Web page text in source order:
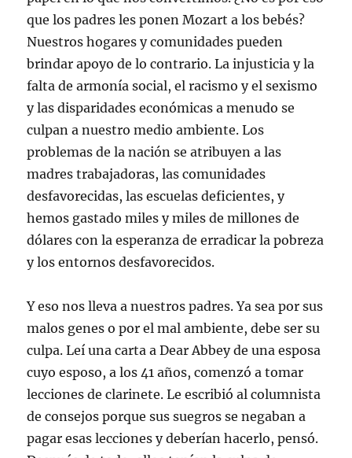
que los padres les ponen Mozart a los bebés?
Nuestros hogares y comunidades pueden
brindar apoyo de lo contrario. La injusticia y la
falta de armonía social, el racismo y el sexismo
y las disparidades económicas a menudo se
culpan a nuestro medio ambiente. Los
problemas de la nación se atribuyen a las
madres trabajadoras, las comunidades
desfavorecidas, las escuelas deficientes, y
hemos gastado miles y miles de millones de
dólares con la esperanza de erradicar la pobreza
y los entornos desfavorecidos.
Y eso nos lleva a nuestros padres. Ya sea por sus
malos genes o por el mal ambiente, debe ser su
culpa. Leí una carta a Dear Abbey de una esposa
cuyo esposo, a los 41 años, comenzó a tomar
lecciones de clarinete. Le escribió al columnista
de consejos porque sus suegros se negaban a
pagar esas lecciones y deberían hacerlo, pensó.